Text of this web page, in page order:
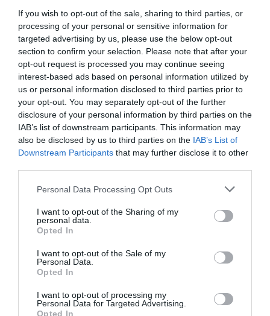
If you wish to opt-out of the sale, sharing to third parties, or
processing of your personal or sensitive information for
targeted advertising by us, please use the below opt-out
section to confirm your selection. Please note that after your
opt-out request is processed you may continue seeing
interest-based ads based on personal information utilized by
us or personal information disclosed to third parties prior to
your opt-out. You may separately opt-out of the further
disclosure of your personal information by third parties on the
IAB’s list of downstream participants. This information may
also be disclosed by us to third parties on the IAB’s List of
Downstream Participants that may further disclose it to other
Please note that this website/app uses one or more Google
not limited to your visit or usage behaviour. You may click to
grant or deny consent to Google and its third-party tags to
use your data for below specified purposes in below Google
consent section.
Personal Data Processing Opt Outs
I want to opt-out of the Sharing of my
personal data.
Opted In
I want to opt-out of the Sale of my
Personal Data.
Opted In
I want to opt-out of processing my
Personal Data for Targeted Advertising.
Opted In
DEVIZA
Lássuk, mit fizetnek, ha devizára váltunk!
Gyakorta kiszámíthatatlanul alakul a forint árfolyama, így ahhoz,
hogy befektetéseink megtartsák reálértéküket, érdemes egy
részüket devizában fialtatni. De hogyan járunk a legjobban?